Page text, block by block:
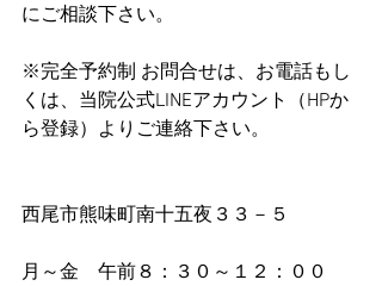
にご相談下さい。
※完全予約制 お問合せは、お電話もし
くは、当院公式LINEアカウント（HPか
ら登録）よりご連絡下さい。
西尾市熊味町南十五夜３３－５
月～金　午前８：３０～１２：００